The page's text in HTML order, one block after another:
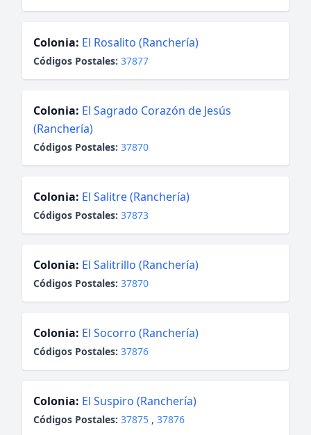
Colonia: El Rosalito (Ranchería)
Códigos Postales: 37877
Colonia: El Sagrado Corazón de Jesús
(Ranchería)
Códigos Postales: 37870
Colonia: El Salitre (Ranchería)
Códigos Postales: 37873
Colonia: El Salitrillo (Ranchería)
Códigos Postales: 37870
Colonia: El Socorro (Ranchería)
Códigos Postales: 37876
Colonia: El Suspiro (Ranchería)
Códigos Postales: 37875 , 37876